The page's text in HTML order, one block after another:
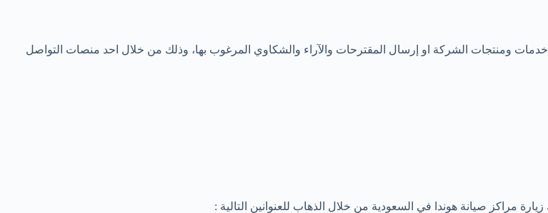
ومنتجات الشركة او إرسال المقترحات والآراء والشكاوي المرغوب بها، وذلك من خلال احد منصات التواصل
مراكز صيانة هوندا في السعودية من خلال الذهاب للعنوانين التالية :